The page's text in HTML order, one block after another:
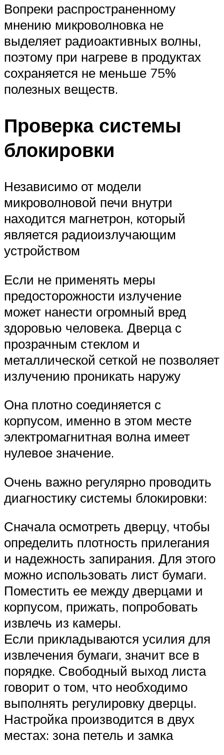
Вопреки распространенному
мнению микроволновка не
выделяет радиоактивных волны,
поэтому при нагреве в продуктах
сохраняется не меньше 75%
полезных веществ.
Проверка системы
блокировки
Независимо от модели
микроволновой печи внутри
находится магнетрон, который
является радиоизлучающим
устройством
Если не применять меры
предосторожности излучение
может нанести огромный вред
здоровью человека. Дверца с
прозрачным стеклом и
металлической сеткой не позволяет
излучению проникать наружу
Она плотно соединяется с
корпусом, именно в этом месте
электромагнитная волна имеет
нулевое значение.
Очень важно регулярно проводить
диагностику системы блокировки:
Сначала осмотреть дверцу, чтобы
определить плотность прилегания
и надежность запирания. Для этого
можно использовать лист бумаги.
Поместить ее между дверцами и
корпусом, прижать, попробовать
извлечь из камеры.
Если прикладываются усилия для
извлечения бумаги, значит все в
порядке. Свободный выход листа
говорит о том, что необходимо
выполнять регулировку дверцы.
Настройка производится в двух
местах: зона петель и замка